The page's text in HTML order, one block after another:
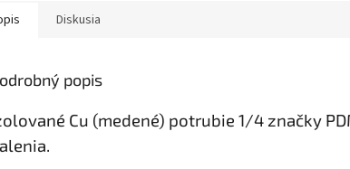
Diskusia
popis
Cu (medené) potrubie 1/4 značky